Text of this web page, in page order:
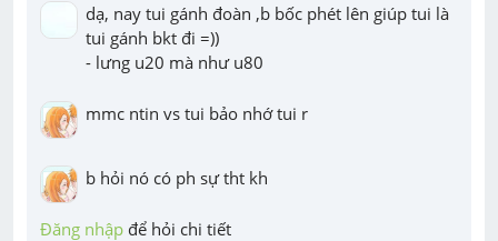
dạ, nay tui gánh đoàn ,b bốc phét lên giúp tui là
tui gánh bkt đi =))
- lưng u20 mà như u80
mmc ntin vs tui bảo nhớ tui r
b hỏi nó có ph sự tht kh
Đăng nhập để hỏi chi tiết